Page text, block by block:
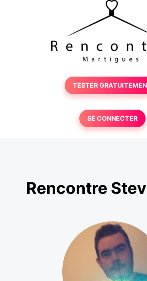
TESTER
SE CONNECTER
Rencontre